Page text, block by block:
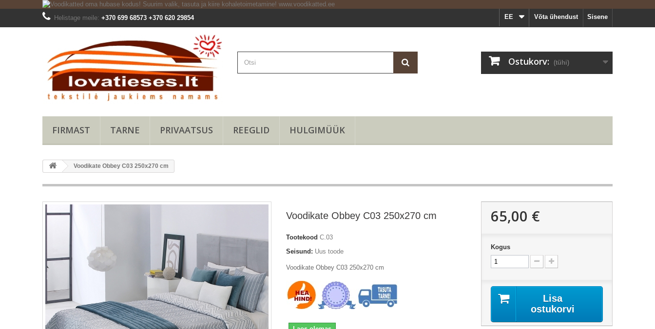
Sisene
Võta ühendust
Helistage meile: +370 699 68573 +370 620 29854 EE
Ostukorv: (tühi)
FIRMAST TARNE PRIVAATSUS REEGLID HULGIMÜÜK
Voodikate Obbey C03 250x270 cm
Voodikate Obbey C03 250x270 cm
Tootekood C.03
Seisund: Uus toode
Voodikate Obbey C03 250x270 cm
65,00 €
Kogus
Lisa
ostukorvi